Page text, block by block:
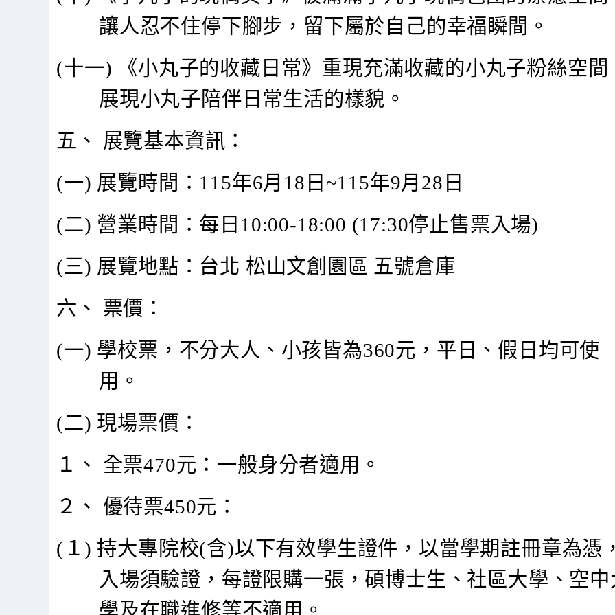
讓人忍不住停下腳步，留下屬於自己的幸福瞬間。
(十一) 《小丸子的收藏日常》重現充滿收藏的小丸子粉絲空間
展現小丸子陪伴日常生活的樣貌。
五、 展覽基本資訊：
(一) 展覽時間：115年6月18日~115年9月28日
(二) 營業時間：每日10:00-18:00 (17:30停止售票入場)
(三) 展覽地點：台北 松山文創園區 五號倉庫
六、 票價：
(一) 學校票，不分大人、小孩皆為360元，平日、假日均可使
用。
(二) 現場票價：
１、 全票470元：一般身分者適用。
２、 優待票450元：
( １) 持大專院校(含)以下有效學生證件，以當學期註冊章為憑
入場須驗證，每證限購一張，碩博士生、社區大學、空中
學及在職進修等不適用。